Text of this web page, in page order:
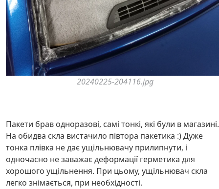
20240225-204116.jpg
Пакети брав одноразові, самі тонкі, які були в магазині.
На обидва скла вистачило півтора пакетика :) Дуже
тонка плівка не дає ущільнювачу прилипнути, і
одночасно не заважає деформації герметика для
хорошого ущільнення. При цьому, ущільнювач скла
легко знімається, при необхідності.